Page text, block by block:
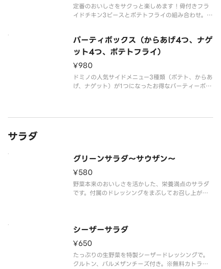
定番のおいしさをサクっと楽しめます！骨付きフラ
イドチキン3ピースとポテトフライの組み合わせ。ケ
パーティボックス（からあげ4つ、ナゲ
ット4つ、ポテトフライ）
¥980
ドミノの人気サイドメニュー3種類（ポテト、からあ
げ、ナゲット）が1つになったお得なパーティーボッ
サラダ
グリーンサラダ～サウザン～
¥580
野菜本来のおいしさを活かした、栄養満点のサラダ
です。付属のドレッシングをまぶしてお召し上がり
シーザーサラダ
¥650
たっぷりの生野菜を特製シーザードレッシングで。
クルトン、パルメザンチーズ付き。※無料カトラリ